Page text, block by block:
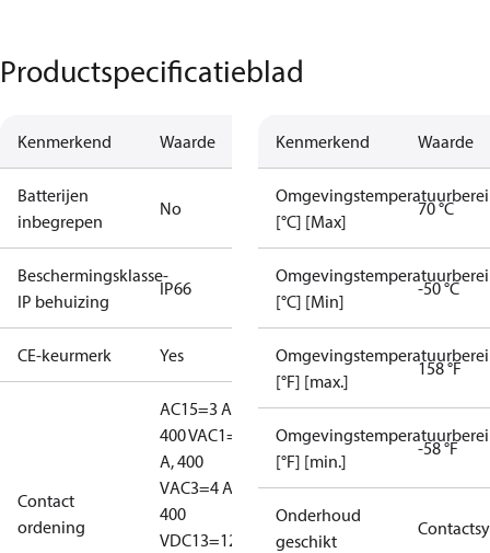
Productspecificatieblad
Kenmerkend Waarde
Batterijen
inbegrepen
No
Beschermingsklasse-
IP behuizing
IP66
CE-keurmerk Yes
Contact
ordening
AC15=3 A,
400 VAC1=10
A, 400
VAC3=4 A,
400
VDC13=12
Kenmerkend Waarde
[°C] [Max]
70 °C
[°C] [Min]
-50 °C
[°F] [max.]
158 °F
[°F] [min.]
-58 °F
Onderhoud
geschikt